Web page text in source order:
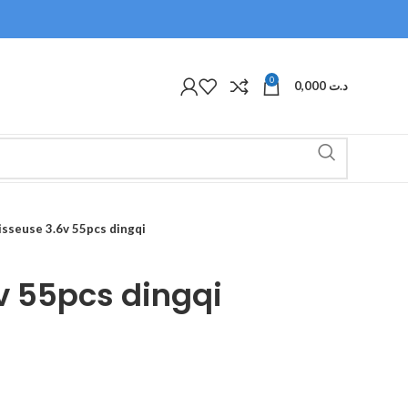
0 د.ت
3.6v 55pcs dingqi
55pcs dingqi